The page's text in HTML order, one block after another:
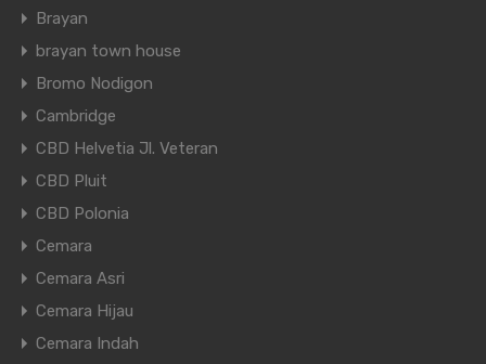
Brayan
brayan town house
Bromo Nodigon
Cambridge
CBD Helvetia Jl. Veteran
CBD Pluit
CBD Polonia
Cemara
Cemara Asri
Cemara Hijau
Cemara Indah